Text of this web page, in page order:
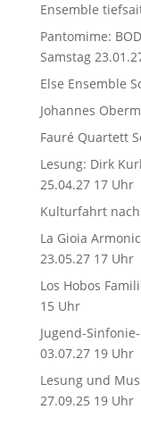
Ensemble
Pantomime:
Samstag
Else Ensemble
Johannes
Fauré Quartett
Lesung: Dirk
25.04.27 17 Uhr
Kulturfahrt
La Gioia
23.05.27 17 Uhr
Los Hobos
15 Uhr
Jugend-
03.07.27 19 Uhr
Lesung und
27.09.25 19 Uhr